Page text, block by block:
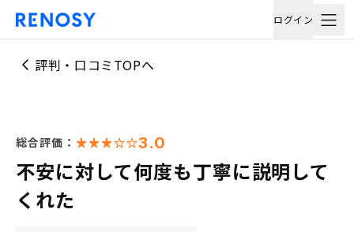
ログイン
評判・口コミTOPへ
総合評価： 3.0
不安に対して何度も丁寧に説明して
くれた